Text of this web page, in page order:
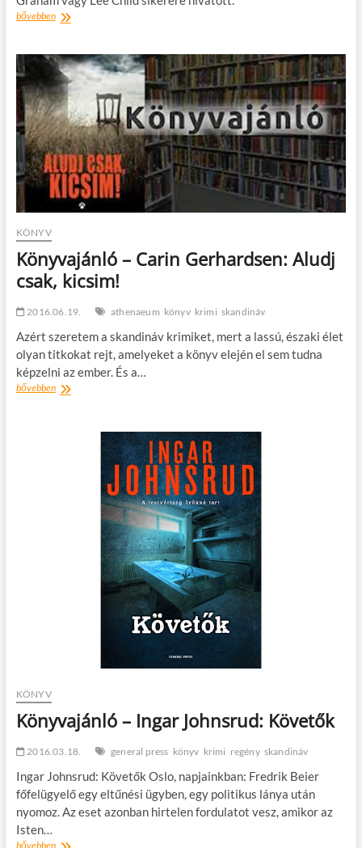
bővebbenKönyvajánló
Schepp:
Mementó
KÖNYV
Könyvajánló – Carin Gerhardsen: Aludj
csak, kicsim!
2016.06.19. athenaeum könyv krimi skandináv
Azért szeretem a skandináv krimiket, mert a lassú, északi élet
olyan titkokat rejt, amelyeket a könyv elején el sem tudna
képzelni az ember. És a…
bővebbenKönyvajánló
Gerhardsen:
KÖNYV
Könyvajánló – Ingar Johnsrud: Követők
2016.03.18. general press könyv krimi regény skandináv
Ingar Johnsrud: Követők Oslo, napjainkban: Fredrik Beier
főfelügyelő egy eltűnési ügyben, egy politikus lánya után
nyomoz. Az eset azonban hirtelen fordulatot vesz, amikor az
Isten…
bővebbenKönyvajánló